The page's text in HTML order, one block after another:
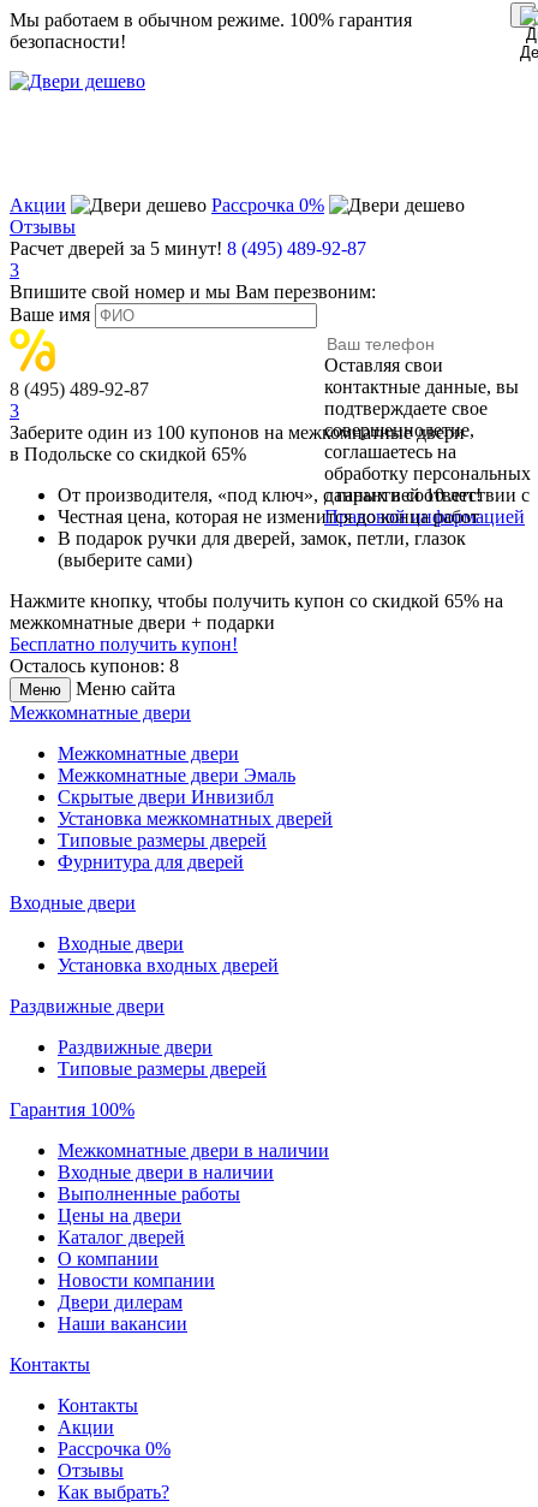
Мы работаем в обычном режиме. 100% гарантия
безопасности!
Акции
Рассрочка 0%
Отзывы
Расчет дверей за 5 минут! 8 (495) 489-92-87
3
Впишите свой номер и мы Вам перезвоним:
Ваше имя
Оставляя свои
контактные данные, вы
подтверждаете свое
совершеннолетие,
соглашаетесь на
обработку персональных
данных в соответствии с
Правовой информацией
8 (495) 489-92-87
3
Заберите один из 100 купонов на межкомнатные двери
в Подольске со скидкой 65%
От производителя, «под ключ», с гарантией 10 лет!
Честная цена, которая не изменится до конца работ
В подарок ручки для дверей, замок, петли, глазок
(выберите сами)
Нажмите кнопку, чтобы получить купон со скидкой 65% на
межкомнатные двери + подарки
Бесплатно получить купон!
Осталось купонов: 8
Меню
Меню сайта
Межкомнатные двери
Межкомнатные двери
Межкомнатные двери Эмаль
Скрытые двери Инвизибл
Установка межкомнатных дверей
Типовые размеры дверей
Фурнитура для дверей
Входные двери
Входные двери
Установка входных дверей
Раздвижные двери
Раздвижные двери
Типовые размеры дверей
Гарантия 100%
Межкомнатные двери в наличии
Входные двери в наличии
Выполненные работы
Цены на двери
Каталог дверей
О компании
Новости компании
Двери дилерам
Наши вакансии
Контакты
Контакты
Акции
Рассрочка 0%
Отзывы
Как выбрать?